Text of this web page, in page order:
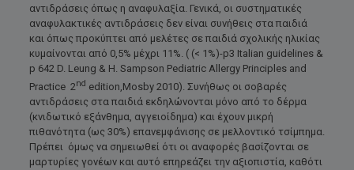
αντιδράσεις όπως η αναφυλαξία. Γενικά, οι συστηματικές
αναφυλακτικές αντιδράσεις δεν είναι συνήθεις στα παιδιά
και όπως προκύπτει από μελέτες σε παιδιά σχολικής ηλικίας
κυμαίνονται από 0,5% μέχρι 11%. ( (< 1%)-p3 Italian guidelines &
p 642 D. Leung & H. Sampson Pediatric Allergy Principles and
Practice 2nd edition,Mosby 2010). Συνήθως οι σοβαρές
αντιδράσεις στα παιδιά εκδηλώνονται μόνο από το δέρμα
(κνιδωτικό εξάνθημα, αγγειοίδημα) και έχουν μικρή
πιθανότητα (ως 30%) επανεμφάνισης σε μελλοντικό τσίμπημα.
Πρέπει όμως να σημειωθεί ότι οι αναφορές βασίζονται σε
μαρτυρίες γονέων και αυτό επηρεάζει την αξιοπιστία, καθότι